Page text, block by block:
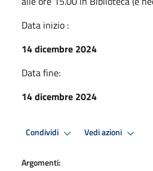
Data inizio :
14 dicembre 2024
Data fine:
14 dicembre 2024
Condividi Vedi azioni
Argomenti: